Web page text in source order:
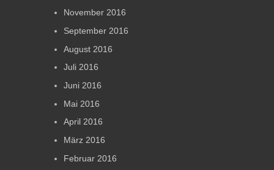
November 2016
September 2016
August 2016
Juli 2016
Juni 2016
Mai 2016
April 2016
März 2016
Februar 2016